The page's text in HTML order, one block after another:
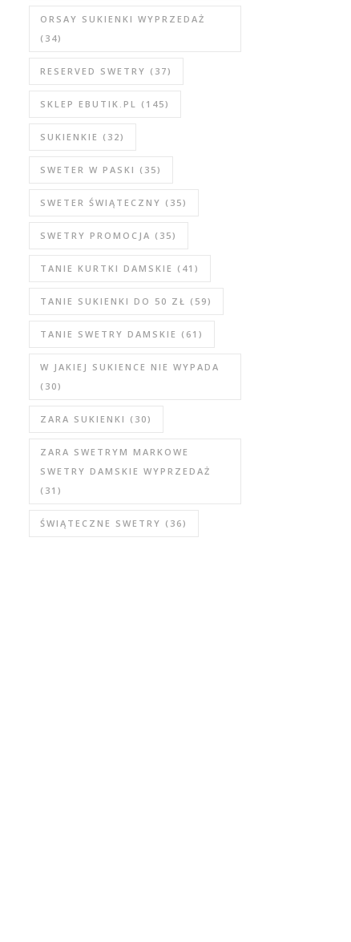
ORSAY SUKIENKI WYPRZEDAŻ
(34)
RESERVED SWETRY (37)
SKLEP EBUTIK.PL (145)
SUKIENKIE (32)
SWETER W PASKI (35)
SWETER ŚWIĄTECZNY (35)
SWETRY PROMOCJA (35)
TANIE KURTKI DAMSKIE (41)
TANIE SUKIENKI DO 50 ZŁ (59)
TANIE SWETRY DAMSKIE (61)
W JAKIEJ SUKIENCE NIE WYPADA
(30)
ZARA SUKIENKI (30)
ZARA SWETRYM MARKOWE
SWETRY DAMSKIE WYPRZEDAŻ
(31)
ŚWIĄTECZNE SWETRY (36)